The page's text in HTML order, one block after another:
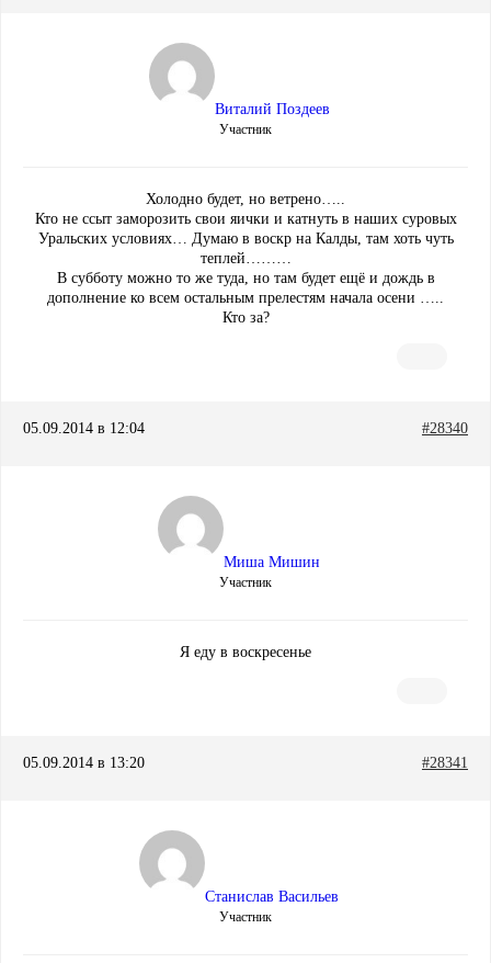
Виталий Поздеев
Участник
Холодно будет, но ветрено…..
Кто не ссыт заморозить свои яички и катнуть в наших суровых
Уральских условиях… Думаю в воскр на Калды, там хоть чуть
теплей………
В субботу можно то же туда, но там будет ещё и дождь в
дополнение ко всем остальным прелестям начала осени …..
Кто за?
05.09.2014 в 12:04 #28340
Миша Мишин
Участник
Я еду в воскресенье
05.09.2014 в 13:20 #28341
Станислав Васильев
Участник